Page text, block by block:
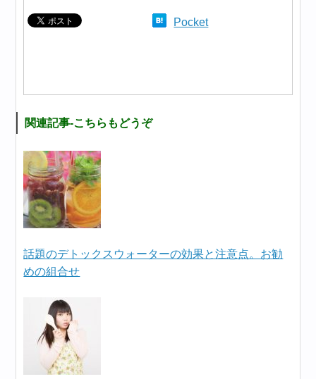
Pocket
関連記事-こちらもどうぞ
話題のデトックスウォーターの効果と注意点。お勧
めの組合せ